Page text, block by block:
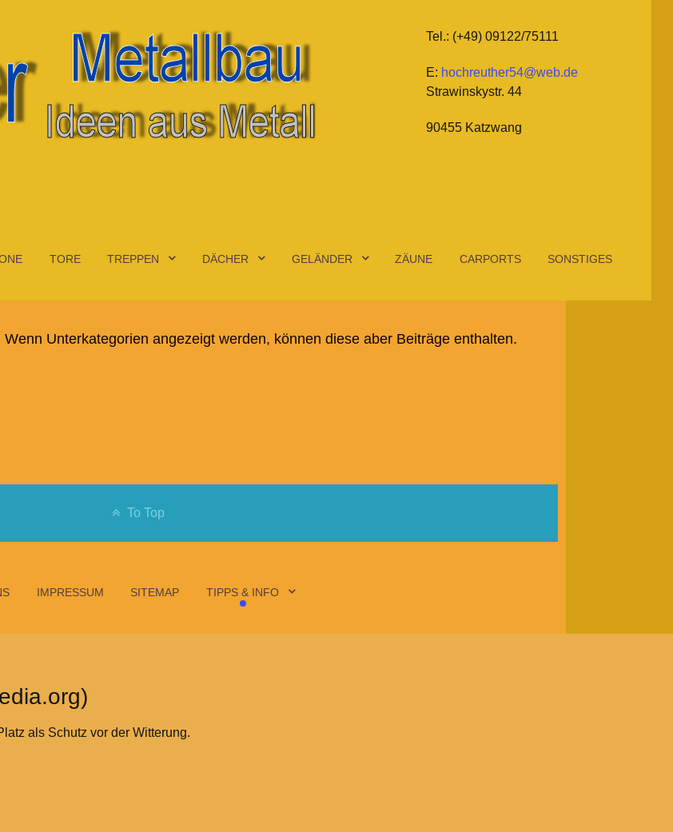
Tel.: (+49) 09122/75111
E: hochreuther54@web.de
Strawinskystr. 44
90455 Katzwang
TORE TREPPEN DÄCHER GELÄNDER ZÄUNE CARPORTS SONSTIGES
Unterkategorien angezeigt werden, können diese aber Beiträge enthalten.
To Top
IMPRESSUM SITEMAP TIPPS & INFO
als Schutz vor der Witterung.